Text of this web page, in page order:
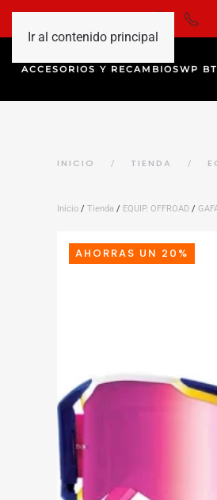
Ir al contenido principal
ACCESORIOS Y RECAMBIOSWP
INICIO TIENDA
Inicio / Tienda / EQUIP. OFFROAD /
AHORRAS UN 20%